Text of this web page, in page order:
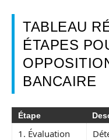
TABLEAU
ÉTAPES
BANCAIRE
Étape
1. Évaluation